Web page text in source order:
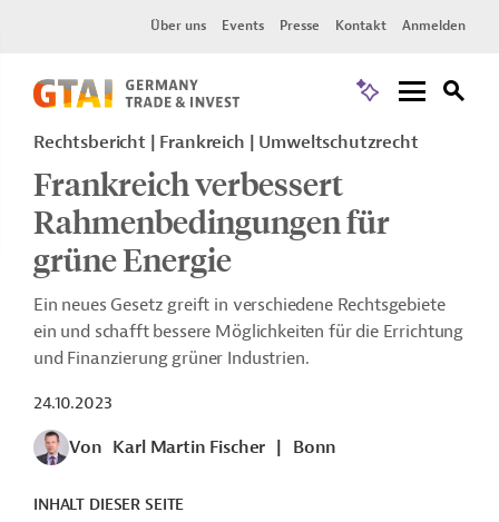
Über uns Events Presse Kontakt Anmelden
Rechtsbericht Frankreich Umweltschutzrecht
Frankreich verbessert
Rahmenbedingungen für
grüne Energie
Ein neues Gesetz greift in verschiedene Rechtsgebiete
ein und schafft bessere Möglichkeiten für die Errichtung
und Finanzierung grüner Industrien.
24.10.2023
Von Karl Martin Fischer Bonn
INHALT DIESER SEITE